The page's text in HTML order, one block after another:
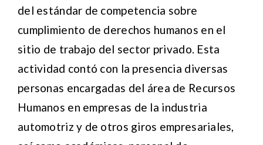
del estándar de competencia sobre
cumplimiento de derechos humanos en el
sitio de trabajo del sector privado. Esta
actividad contó con la presencia diversas
personas encargadas del área de Recursos
Humanos en empresas de la industria
automotriz y de otros giros empresariales,